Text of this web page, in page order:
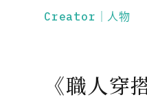
Creator｜人物
《職人